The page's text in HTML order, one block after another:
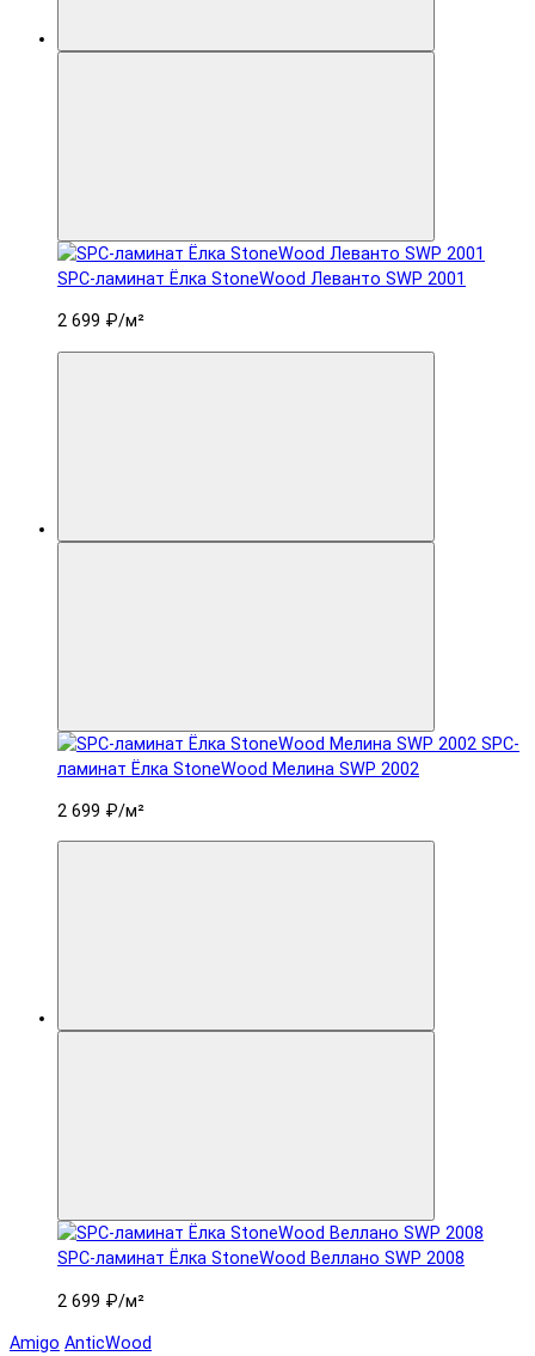
SPC-ламинат Ëлка StoneWood Леванто SWP 2001
2 699 ₽/м²
SPC-
ламинат Ëлка StoneWood Мелина SWP 2002
2 699 ₽/м²
SPC-ламинат Ëлка StoneWood Веллано SWP 2008
2 699 ₽/м²
Amigo AnticWood